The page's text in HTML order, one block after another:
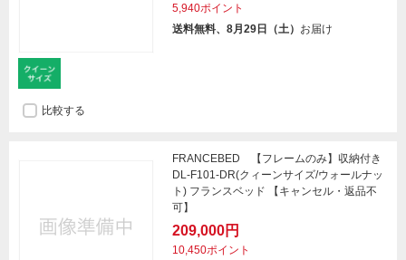
5,940ポイント
送料無料、8月29日（土） お届け
比較する
FRANCEBED 【フレームのみ】収納付き
DL-F101-DR(クィーンサイズ/ウォールナッ
ト) フランスベッド 【キャンセル・返品不
可】
209,000円
10,450ポイント